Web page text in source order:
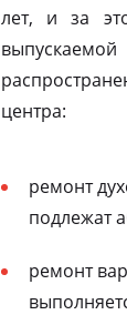
лет, и за
центра:
ремонт
подлежат
ремонт